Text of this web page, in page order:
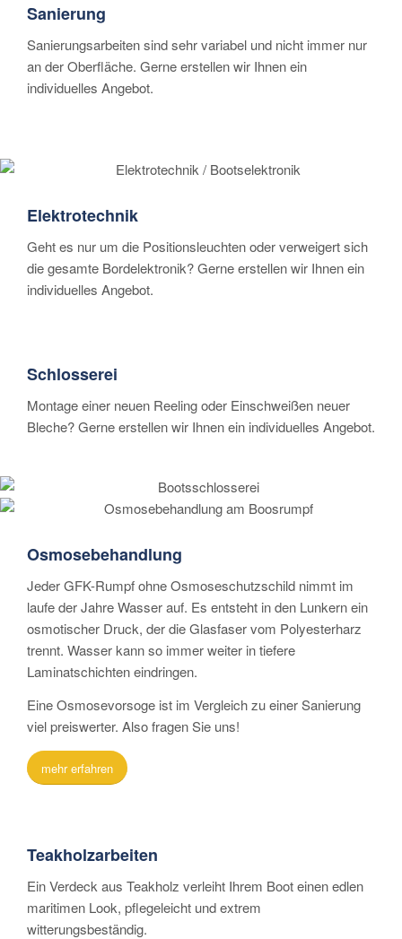
Sanierung
Sanierungsarbeiten sind sehr variabel und nicht immer nur
an der Oberfläche. Gerne erstellen wir Ihnen ein
individuelles Angebot.
Elektrotechnik
Geht es nur um die Positionsleuchten oder verweigert sich
die gesamte Bordelektronik? Gerne erstellen wir Ihnen ein
individuelles Angebot.
Schlosserei
Montage einer neuen Reeling oder Einschweißen neuer
Bleche? Gerne erstellen wir Ihnen ein individuelles Angebot.
Osmosebehandlung
Jeder GFK-Rumpf ohne Osmoseschutzschild nimmt im
laufe der Jahre Wasser auf. Es entsteht in den Lunkern ein
osmotischer Druck, der die Glasfaser vom Polyesterharz
trennt. Wasser kann so immer weiter in tiefere
Laminatschichten eindringen.
Eine Osmosevorsoge ist im Vergleich zu einer Sanierung
viel preiswerter. Also fragen Sie uns!
mehr erfahren
Teakholzarbeiten
Ein Verdeck aus Teakholz verleiht Ihrem Boot einen edlen
maritimen Look, pflegeleicht und extrem
witterungsbeständig.